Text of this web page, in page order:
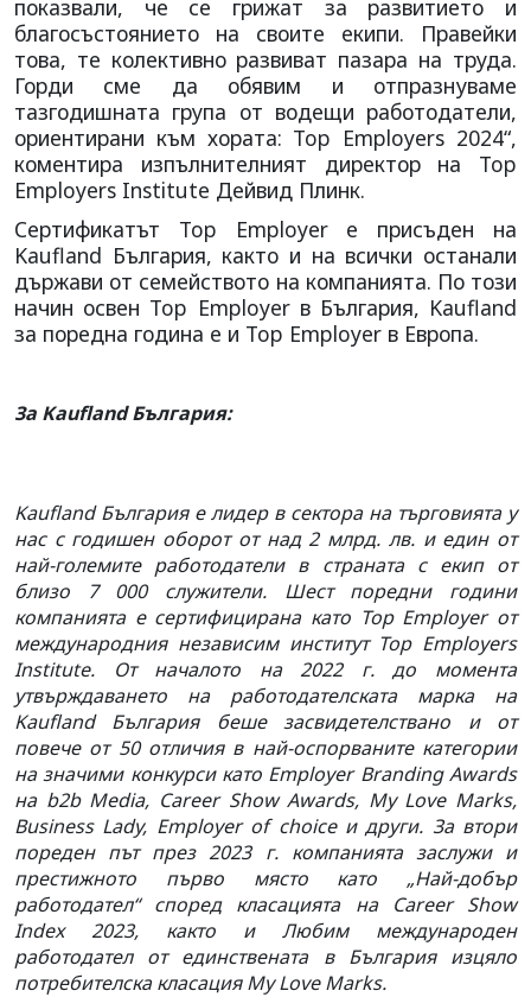
показвали, че се грижат за развитието и
благосъстоянието на своите екипи. Правейки
това, те колективно развиват пазара на труда.
Горди сме да обявим и отпразнуваме
тазгодишната група от водещи работодатели,
ориентирани към хората: Top Employers 2024“,
коментира изпълнителният директор на Top
Employers Institute Дейвид Плинк.
Сертификатът Top Employer е присъден на
Kaufland България, както и на всички останали
държави от семейството на компанията. По този
начин освен Top Employer в България, Kaufland
за поредна година е и Top Employer в Европа.
За Kaufland България:
Kaufland България е лидер в сектора на търговията у
нас с годишен оборот от над 2 млрд. лв. и един от
най-големите работодатели в страната с екип от
близо 7 000 служители. Шест поредни години
компанията е сертифицирана като Top Employer от
международния независим институт Top Employers
Institute. От началото на 2022 г. до момента
утвърждаването на работодателската марка на
Kaufland България беше засвидетелствано и от
повече от 50 отличия в най-оспорваните категории
на значими конкурси като Employer Branding Awards
на b2b Media, Career Show Awards, My Love Marks,
Business Lady, Employer of choice и други. За втори
пореден път през 2023 г. компанията заслужи и
престижното първо място като „Най-добър
работодател“ според класацията на Career Show
Index 2023, както и Любим международен
работодател от единствената в България изцяло
потребителска класация My Love Marks.